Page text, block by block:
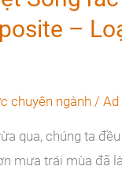
–
chuyên ngành / Ad
qua, chúng ta
mưa trái mùa đã